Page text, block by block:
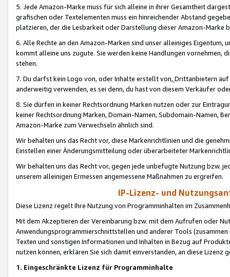
5. Jede Amazon-Marke muss für sich alleine in ihrer Gesamtheit
grafischen oder Textelementen muss ein hinreichender Abstand
platzieren, der die Lesbarkeit oder Darstellung dieser Amazon-Marke
6. Alle Rechte an den Amazon-Marken sind unser alleiniges
kommt alleine uns zugute. Sie werden keine Handlungen vornehmen,
stehen.
7. Du darfst kein Logo von, oder Inhalte erstellt von,Drittanbietern auf
anderweitig verwenden, es sei denn, du hast von diesem Verkäufer
8. Sie dürfen in keiner Rechtsordnung Marken nutzen oder zur
keiner Rechtsordnung Marken, Domain-Namen, Subdomain-Namen,
Amazon-Marke zum Verwechseln ähnlich sind.
Wir behalten uns das Recht vor, diese Markenrichtlinien und die
Einstellen einer Änderungsmitteilung oder überarbeiteter
Wir behalten uns das Recht vor, gegen jede unbefugte Nutzung bzw.
unserem alleinigen Ermessen angemessene Maßnahmen zu ergreifen.
IP-Lizenz- und
Diese Lizenz regelt Ihre Nutzung von Programminhalten im
Mit dem Akzeptieren der Vereinbarung bzw. mit dem Aufrufen oder
Anwendungsprogrammierschnittstellen und anderer Tools (zusammen
Texten und sonstigen Informationen und Inhalten in Bezug auf
nutzen können, erklären Sie sich damit einverstanden, an diese Lizenz
1. Eingeschränkte Lizenz für Programminhalte